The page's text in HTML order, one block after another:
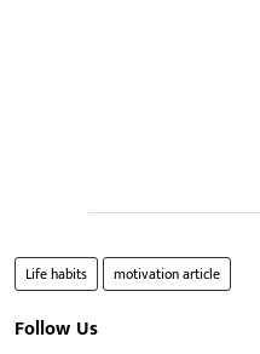
Life habits motivation article
Follow Us